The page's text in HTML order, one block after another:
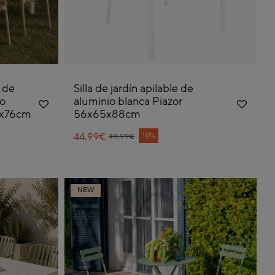
Silla de jardín apilable de
aluminio blanca Piazor
56x65x88cm
Price reduced from
49,99€
to 10%
44,99€
NEW